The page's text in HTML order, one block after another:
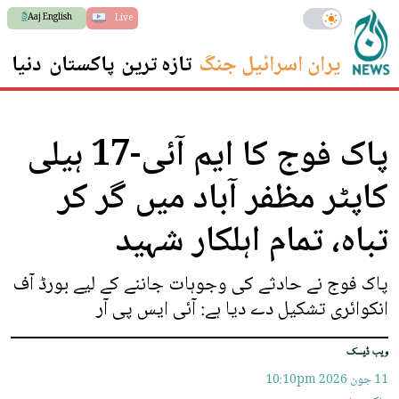
Live
Aaj English
ایران اسرائیل جنگ تازہ ترین پاکستان دنیا
پاک فوج کا ایم آئی-17 ہیلی
کاپٹر مظفر آباد میں گر کر
تباہ، تمام اہلکار شہید
پاک فوج نے حادثے کی وجوہات جاننے کے لیے بورڈ آف
انکوائری تشکیل دے دیا ہے: آئی ایس پی آر
ویب ڈیسک
11 جون 2026 10:10pm